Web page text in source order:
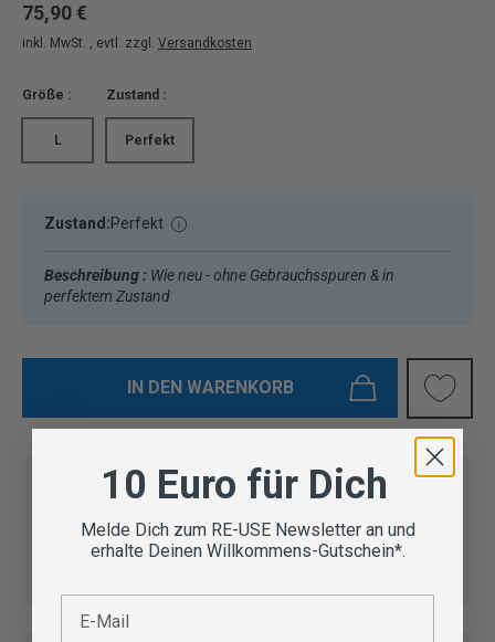
75,90 €
inkl. MwSt. , evtl. zzgl. Versandkosten
Größe :
L
Zustand :
Perfekt
Zustand:Perfekt
Beschreibung : Wie neu - ohne Gebrauchsspuren & in
perfektem Zustand
IN DEN WARENKORB
Vom Outdoor Spezialisten
geprüfte Second Hand
Lieferung in 3-5 Werktagen
10 Euro für Dich
Melde Dich zum RE-USE Newsletter an und
erhalte Deinen Willkommens-Gutschein*.